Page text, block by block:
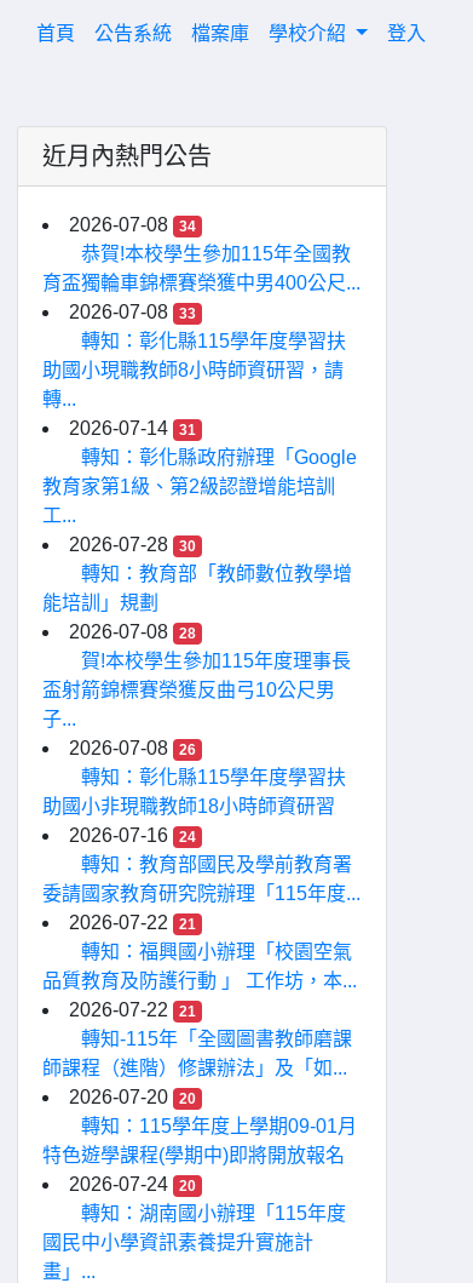
首頁 (current)
公告系統 檔案庫 學校介紹 登入
近月內熱門公告
2026-07-08 34
恭賀!本校學生參加115年全國教
育盃獨輪車錦標賽榮獲中男400公尺...
2026-07-08
33
轉知：彰化縣115學年度學習扶
助國小現職教師8小時師資研習，請
轉...
2026-07-14
31
轉知：彰化縣政府辦理「Google
教育家第1級、第2級認證增能培訓
工...
2026-07-28
30
轉知：教育部「教師數位教學增
能培訓」規劃
2026-07-08
28
賀!本校學生參加115年度理事長
盃射箭錦標賽榮獲反曲弓10公尺男
子...
2026-07-08
26
轉知：彰化縣115學年度學習扶
助國小非現職教師18小時師資研習
2026-07-16
24
轉知：教育部國民及學前教育署
委請國家教育研究院辦理「115年度...
2026-07-22
21
轉知：福興國小辦理「校園空氣
品質教育及防護行動 」 工作坊，本...
2026-07-22
21
轉知-115年「全國圖書教師磨課
師課程（進階）修課辦法」及「如...
2026-07-20
20
轉知：115學年度上學期09-01月
特色遊學課程(學期中)即將開放報名
2026-07-24
20
轉知：湖南國小辦理「115年度
國民中小學資訊素養提升實施計
畫」...